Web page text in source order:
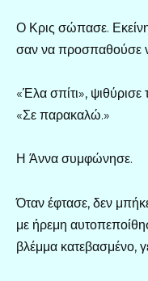
Ο Κρις σώπασε.
σαν να προσπαθούσε
«Έλα σπίτι», ψιθύρισε
«Σε παρακαλώ.»
Η Άννα συμφώνησε.
Όταν έφτασε, δεν
με ήρεμη
βλέμμα κατεβασμένο,